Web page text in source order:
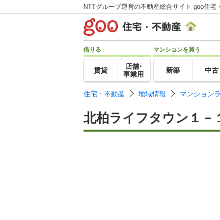
NTTグループ運営の不動産総合サイト goo住宅
借りる
賃貸
店舗･
事業用
マンションを買う
新築 中古
住宅・不動産 地域情報 マンション
北柏ライフタウン１－